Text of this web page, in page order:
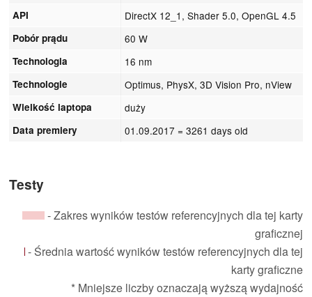
API DirectX 12_1, Shader 5.0, OpenGL 4.5
Pobór prądu 60 W
Technologia 16 nm
Technologie Optimus, PhysX, 3D Vision Pro, nView
Wielkość laptopa duży
Data premiery 01.09.2017 = 3261 days old
Testy
- Zakres wyników testów referencyjnych dla tej karty
graficznej
- Średnia wartość wyników testów referencyjnych dla tej
karty graficzne
* Mniejsze liczby oznaczają wyższą wydajność